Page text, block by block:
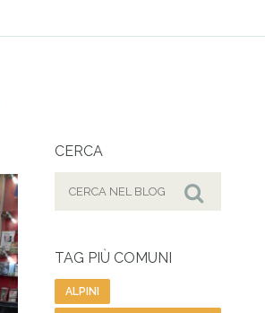
CERCA
Cerca
TAG PIÙ COMUNI
ALPINI